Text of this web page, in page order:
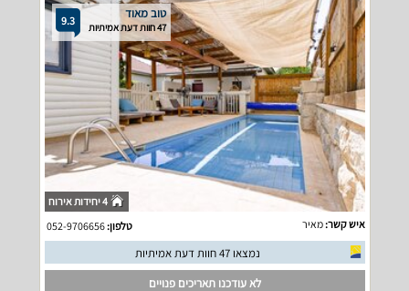
9.3 טוב מאוד
47 חוות דעת אמיתיות
4 יחידות אירוח
איש קשר:מאיר טלפון:052-9706656
נמצאו 47 חוות דעת אמיתיות
לא עודכנו תאריכים פנויים